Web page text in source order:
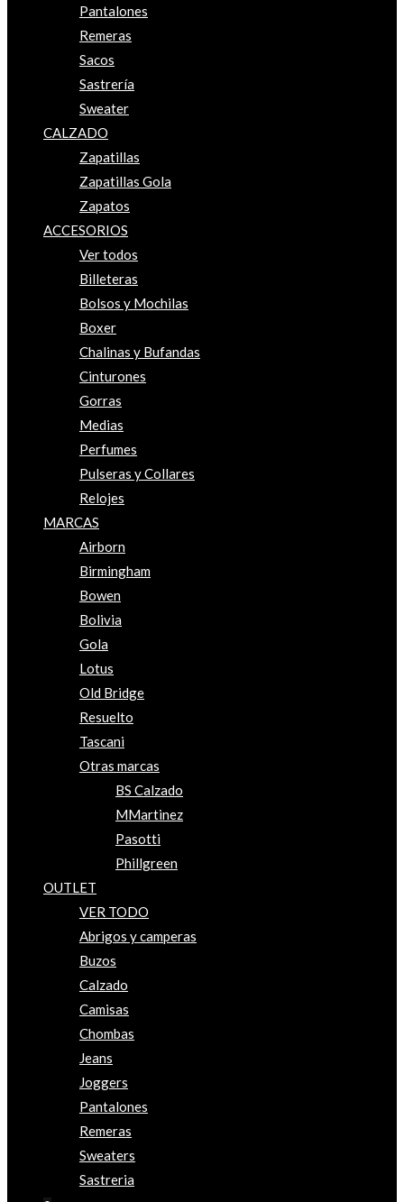
Pantalones
Remeras
Sacos
Sastrería
Sweater
CALZADO
Zapatillas
Zapatillas Gola
Zapatos
ACCESORIOS
Ver todos
Billeteras
Bolsos y Mochilas
Boxer
Chalinas y Bufandas
Cinturones
Gorras
Medias
Perfumes
Pulseras y Collares
Relojes
MARCAS
Airborn
Birmingham
Bowen
Bolivia
Gola
Lotus
Old Bridge
Resuelto
Tascani
Otras marcas
BS Calzado
MMartinez
Pasotti
Phillgreen
OUTLET
VER TODO
Abrigos y camperas
Buzos
Calzado
Camisas
Chombas
Jeans
Joggers
Pantalones
Remeras
Sweaters
Sastreria